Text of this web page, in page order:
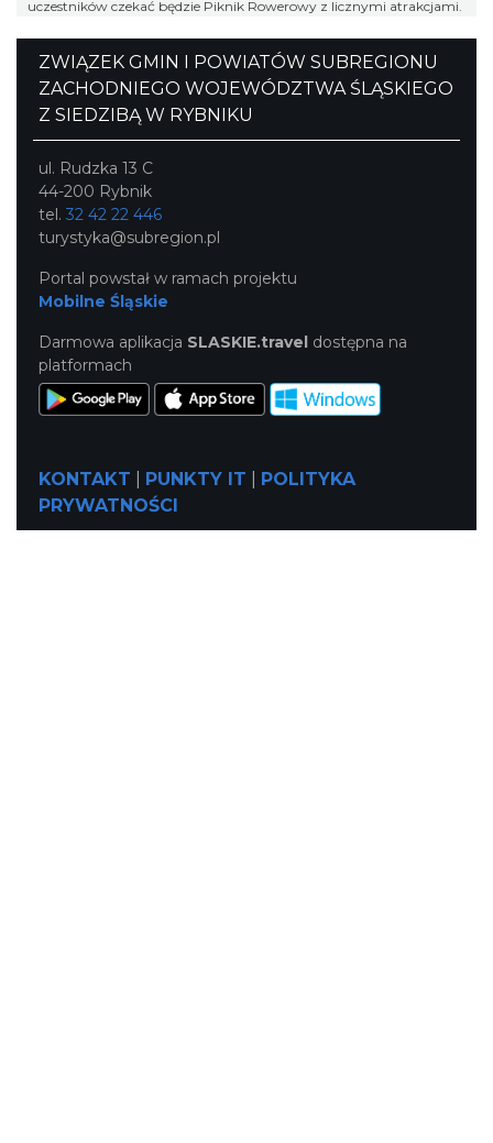
uczestników czekać będzie Piknik Rowerowy z licznymi atrakcjami.
ZWIĄZEK GMIN I POWIATÓW SUBREGIONU
ZACHODNIEGO WOJEWÓDZTWA ŚLĄSKIEGO
Z SIEDZIBĄ W RYBNIKU
ul. Rudzka 13 C
44-200 Rybnik
tel. 32 42 22 446
turystyka@subregion.pl
Portal powstał w ramach projektu
Mobilne Śląskie
Darmowa aplikacja SLASKIE.travel dostępna na
platformach
KONTAKT PUNKTY IT
POLITYKA
PRYWATNOŚCI